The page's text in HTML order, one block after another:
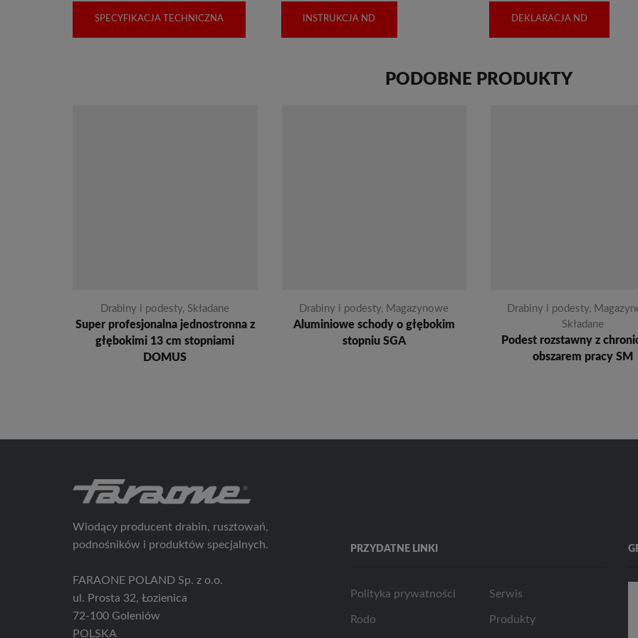
SPECYFIKACJA TECHNICZNA INSTRUKCJA ND DEKLARACJA ND
PODOBNE PRODUKTY
Drabiny i podesty, Składane
Super profesjonalna jednostronna z
głębokimi 13 cm stopniami
DOMUS
Drabiny i podesty, Magazynowe
Aluminiowe schody o głębokim
stopniu SGA
Drabiny i podesty,
Składane
Podest rozstawny z
obszarem pracy SM
Wiodący producent drabin, rusztowań,
podnośników i produktów specjalnych.
FARAONE POLAND Sp. z o.o.
ul. Prosta 32, Łozienica
72-100 Goleniów
POLSKA
PRZYDATNE LINKI
Polityka prywatności
Rodo
Serwis
Produkty